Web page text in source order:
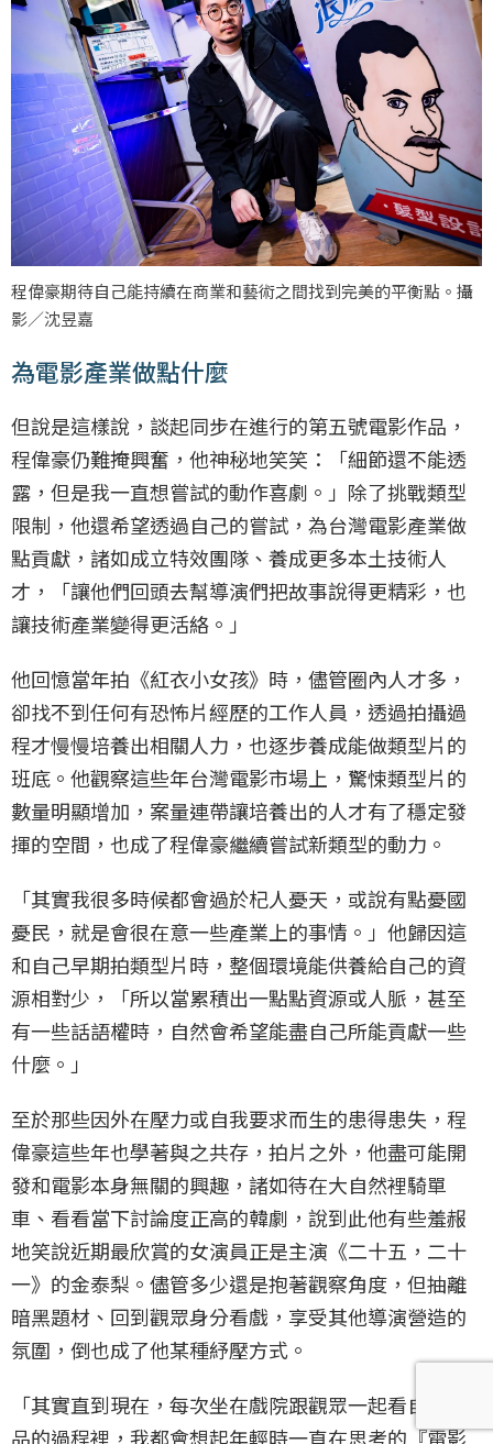
程偉豪期待自己能持續在商業和藝術之間找到完美的平衡點。攝
影／沈昱嘉
為電影產業做點什麼
但說是這樣說，談起同步在進行的第五號電影作品，
程偉豪仍難掩興奮，他神秘地笑笑：「細節還不能透
露，但是我一直想嘗試的動作喜劇。」除了挑戰類型
限制，他還希望透過自己的嘗試，為台灣電影產業做
點貢獻，諸如成立特效團隊、養成更多本土技術人
才，「讓他們回頭去幫導演們把故事說得更精彩，也
讓技術產業變得更活絡。」
他回憶當年拍《紅衣小女孩》時，儘管圈內人才多，
卻找不到任何有恐怖片經歷的工作人員，透過拍攝過
程才慢慢培養出相關人力，也逐步養成能做類型片的
班底。他觀察這些年台灣電影市場上，驚悚類型片的
數量明顯增加，案量連帶讓培養出的人才有了穩定發
揮的空間，也成了程偉豪繼續嘗試新類型的動力。
「其實我很多時候都會過於杞人憂天，或說有點憂國
憂民，就是會很在意一些產業上的事情。」他歸因這
和自己早期拍類型片時，整個環境能供養給自己的資
源相對少，「所以當累積出一點點資源或人脈，甚至
有一些話語權時，自然會希望能盡自己所能貢獻一些
什麼。」
至於那些因外在壓力或自我要求而生的患得患失，程
偉豪這些年也學著與之共存，拍片之外，他盡可能開
發和電影本身無關的興趣，諸如待在大自然裡騎單
車、看看當下討論度正高的韓劇，說到此他有些羞赧
地笑說近期最欣賞的女演員正是主演《二十五，二十
一》的金泰梨。儘管多少還是抱著觀察角度，但抽離
暗黑題材、回到觀眾身分看戲，享受其他導演營造的
氛圍，倒也成了他某種紓壓方式。
「其實直到現在，每次坐在戲院跟觀眾一起看自己作
品的過程裡，我都會想起年輕時一直在思考的『電影